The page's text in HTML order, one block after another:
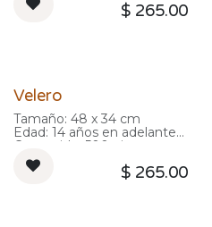
$ 265.00
Velero
Tamaño: 48 x 34 cm
Edad: 14 años en adelante
Contenido: 500 piezas
$ 265.00